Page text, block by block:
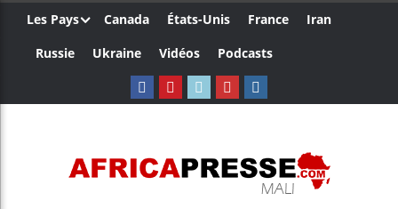
Les Pays Canada États-Unis France
Iran
Russie
Ukraine Vidéos Podcasts